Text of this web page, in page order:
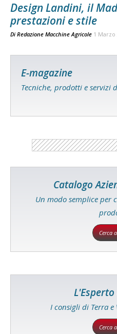
Design Landini, il
prestazioni e stile
Di Redazione Macchine Agricole 1 Marzo
E-magazine
Tecniche, prodotti e servizi
Catalogo
Un modo semplice per
Cerca
I consigli di Terra
Cerca